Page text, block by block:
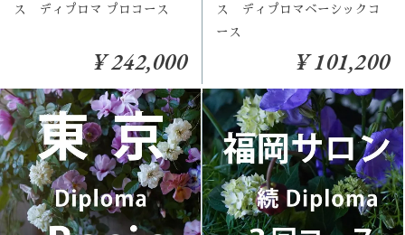
ス ディプロマ プロコース
¥ 242,000
ス ディプロマベーシックコ
ース
¥ 101,200